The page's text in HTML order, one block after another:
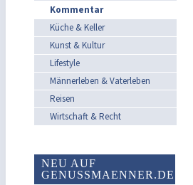
Kommentar
Küche & Keller
Kunst & Kultur
Lifestyle
Männerleben & Vaterleben
Reisen
Wirtschaft & Recht
NEU AUF
GENUSSMAENNER.DE